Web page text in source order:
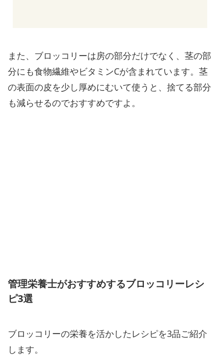
また、ブロッコリーは房の部分だけでなく、茎の部
分にも食物繊維やビタミンCが含まれています。茎
の表面の皮を少し厚めにむいて使うと、捨てる部分
も減らせるのでおすすめですよ。
管理栄養士がおすすめするブロッコリーレシ
ピ3選
ブロッコリーの栄養を活かしたレシピを3品ご紹介
します。